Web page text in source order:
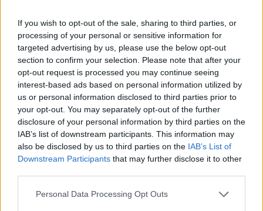
If you wish to opt-out of the sale, sharing to third parties, or
processing of your personal or sensitive information for
targeted advertising by us, please use the below opt-out
section to confirm your selection. Please note that after your
opt-out request is processed you may continue seeing
interest-based ads based on personal information utilized by
us or personal information disclosed to third parties prior to
your opt-out. You may separately opt-out of the further
disclosure of your personal information by third parties on the
IAB’s list of downstream participants. This information may
also be disclosed by us to third parties on the IAB’s List of
Downstream Participants that may further disclose it to other
Personal Data Processing Opt Outs
Con una textura suave y un sabor delicado, los
calabacines suavizan el gusto más fuerte de las
espinacas. Una delicia que puedes ver en el blogLes
receptes que m´agraden.
Tarta de calabaza y anchoas